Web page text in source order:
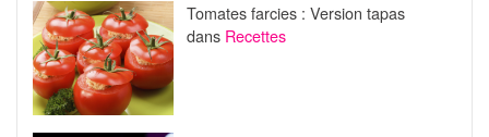
Tomates farcies : Version tapas
dans Recettes